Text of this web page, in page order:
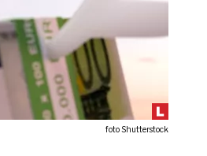
foto Shutterstock